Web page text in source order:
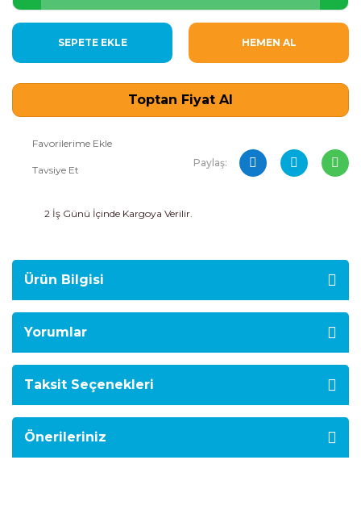
SEPETE EKLE HEMEN AL
Toptan Fiyat Al
Tavsiye Et
Paylaş:
2 İş Günü İçinde Kargoya Verilir.
Ürün Bilgisi
Yorumlar
Taksit Seçenekleri
Önerileriniz